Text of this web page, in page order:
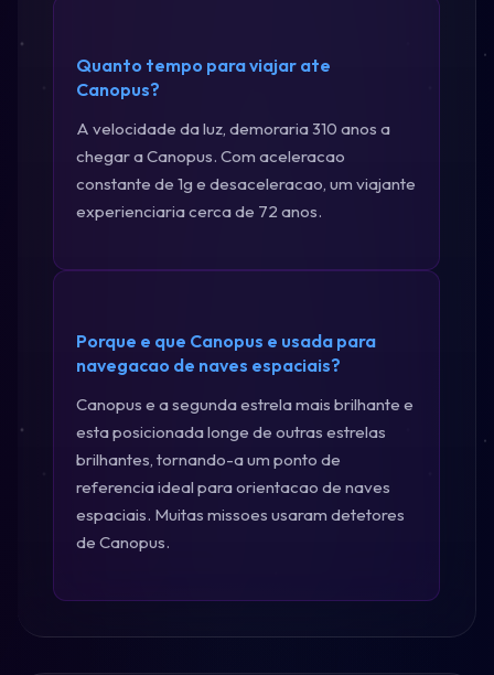
Quanto tempo para viajar ate
Canopus?
A velocidade da luz, demoraria 310 anos a
chegar a Canopus. Com aceleracao
constante de 1g e desaceleracao, um viajante
experienciaria cerca de 72 anos.
Porque e que Canopus e usada para
navegacao de naves espaciais?
Canopus e a segunda estrela mais brilhante e
esta posicionada longe de outras estrelas
brilhantes, tornando-a um ponto de
referencia ideal para orientacao de naves
espaciais. Muitas missoes usaram detetores
de Canopus.